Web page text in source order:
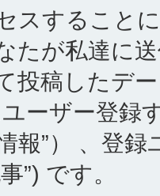
スすること
たが私達に
投稿したデ
ユーザー登
報”） 、登
”) です。